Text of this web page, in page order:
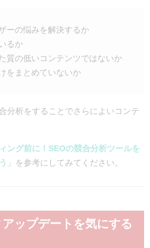
ーの悩みを解決するか
るか
質の低いコンテンツではないか
をまとめていないか
分析をすることでさらによいコンテ
ング前に！SEOの競合分析ツールを
」を参考にしてみてください。
ップデートを気にする